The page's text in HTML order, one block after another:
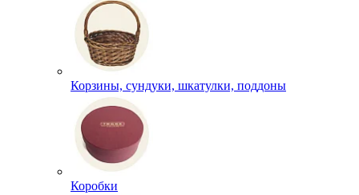
Корзины, сундуки, шкатулки, поддоны
Коробки